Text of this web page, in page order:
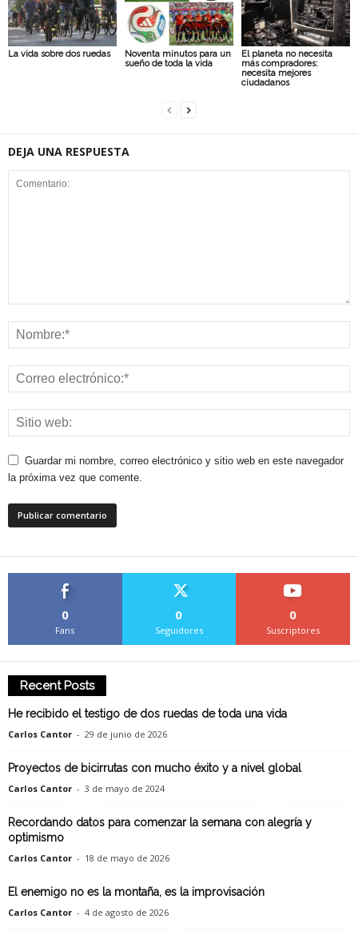
La vida sobre dos ruedas
Noventa minutos para un
sueño de toda la vida
El planeta no necesita
más compradores:
necesita mejores
ciudadanos
DEJA UNA RESPUESTA
Guardar mi nombre, correo electrónico y sitio web en este navegador
la próxima vez que comente.
0
Fans
0
Seguidores
0
Suscriptores
Recent Posts
He recibido el testigo de dos ruedas de toda una vida
Carlos Cantor - 29 de junio de 2026
Proyectos de bicirrutas con mucho éxito y a nivel global
Carlos Cantor - 3 de mayo de 2024
Recordando datos para comenzar la semana con alegría y
optimismo
Carlos Cantor - 18 de mayo de 2026
El enemigo no es la montaña, es la improvisación
Carlos Cantor - 4 de agosto de 2026